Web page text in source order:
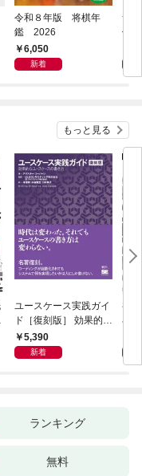
令和８年版 将棋年
鑑 2026
6,050
新着
つ
像
もっと見る
ユースケース実践ガイ
ド［復刻版］ 効果的な
ユースケースの書き方
5,390
新着
初
小
ランキング
無料